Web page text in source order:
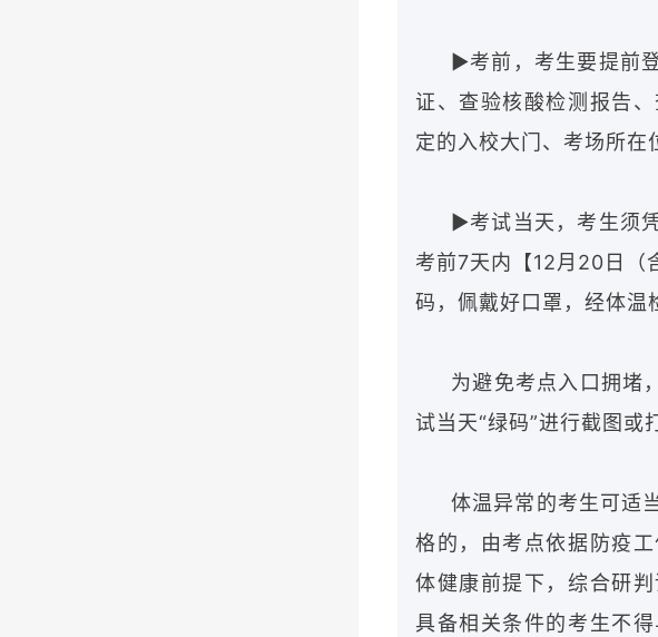
▶考前，考生要提前
证、查验核酸检测报告
定的入校大门、考场所在
▶考试当天，考生须
考前7天内【12月20日（
码，佩戴好口罩，经体
为避免考点入口拥堵
试当天“绿码”进行截图或
体温异常的考生可适
格的，由考点依据防疫
体健康前提下，综合研
具备相关条件的考生不